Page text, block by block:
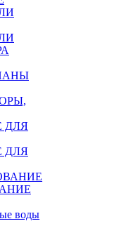
ДЛЯ
ДЛЯ
воды